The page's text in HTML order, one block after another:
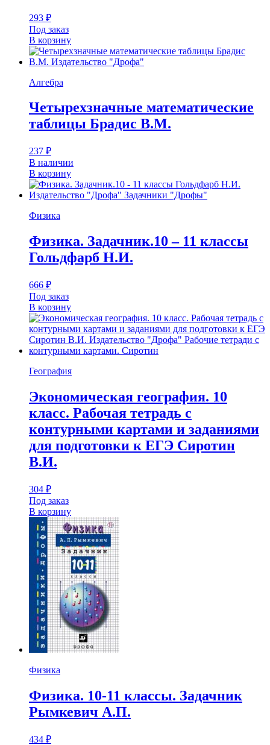
293 ₽
Под заказ
В корзину
Алгебра
Четырехзначные математические
таблицы Брадис В.М.
237 ₽
В наличии
В корзину
Физика
Физика. Задачник.10 – 11 классы
Гольдфарб Н.И.
666 ₽
Под заказ
В корзину
География
Экономическая география. 10
класс. Рабочая тетрадь с
контурными картами и заданиями
для подготовки к ЕГЭ Сиротин
В.И.
304 ₽
Под заказ
В корзину
Физика
Физика. 10-11 классы. Задачник
Рымкевич А.П.
434 ₽